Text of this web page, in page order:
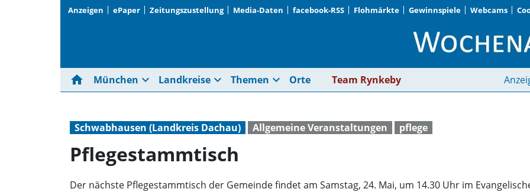
Anzeigen ePaper Zeitungszustellung Media-Daten facebook-RSS Flohmärkte Gewinnspiele Webcams
Pflegestammtisch |
home München expand_more Landkreise expand_more Themen expand_more Orte Team Rynkeby
Schwabhausen (Landkreis Dachau) Allgemeine Veranstaltungen pflege
Pflegestammtisch
Der nächste Pflegestammtisch der Gemeinde findet am Samstag, 24. Mai, um 14.30 Uhr im